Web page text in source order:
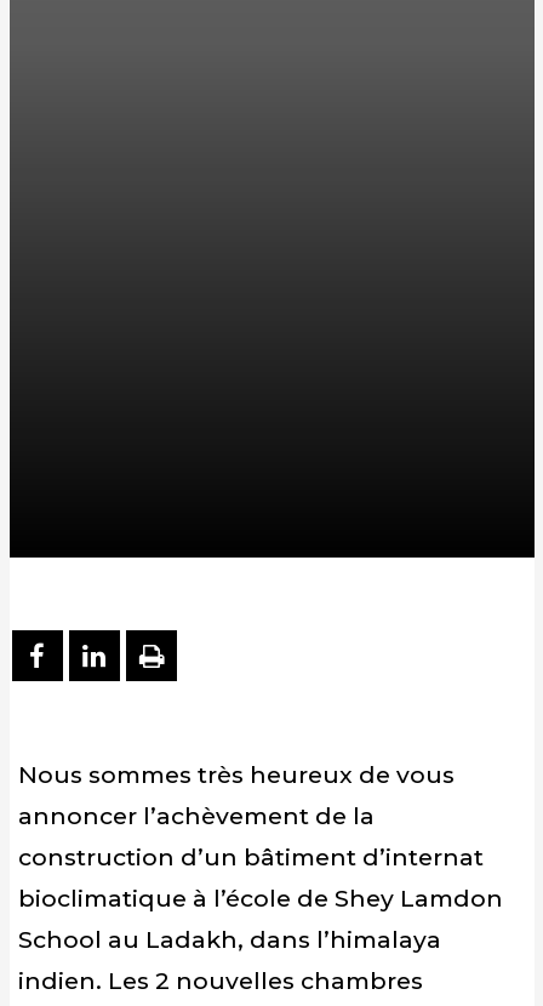
PARTAGER SUR FACEBOOK
PARTAGER SUR LINKEDIN
IMPRIMER
Nous sommes très heureux de vous
annoncer l’achèvement de la
construction d’un bâtiment d’internat
bioclimatique à l’école de Shey Lamdon
School au Ladakh, dans l’himalaya
indien. Les 2 nouvelles chambres